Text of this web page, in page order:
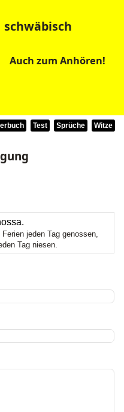
schwäbisch
Auch zum Anhören!
Test Sprüche Witze
jeden Tag genossen,
Tag niesen.